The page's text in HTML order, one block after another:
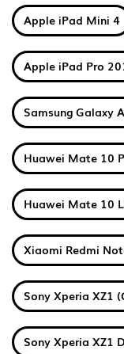
Apple iPad Mini 4
Apple iPad Pro
Samsung Galaxy
Huawei Mate 10
Huawei Mate 10
Xiaomi Redmi
Sony Xperia XZ1
Sony Xperia XZ1